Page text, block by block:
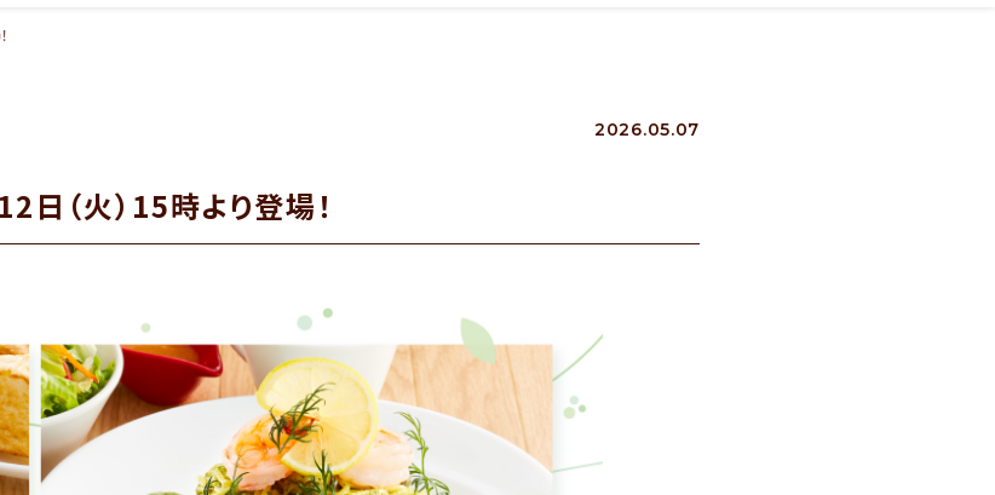
2026.05.07
（火）15時より登場！